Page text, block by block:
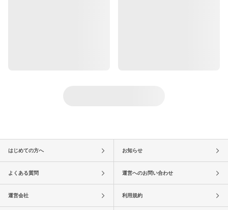
はじめての方へ お知らせ
よくある質問 運営へのお問い合わせ
運営会社 利用規約